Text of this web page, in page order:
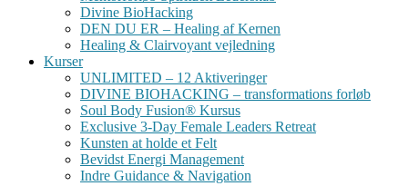
Divine BioHacking
DEN DU ER – Healing af Kernen
Healing & Clairvoyant vejledning
Kurser
UNLIMITED – 12 Aktiveringer
DIVINE BIOHACKING – transformations forløb
Soul Body Fusion® Kursus
Exclusive 3-Day Female Leaders Retreat
Kunsten at holde et Felt
Bevidst Energi Management
Indre Guidance & Navigation